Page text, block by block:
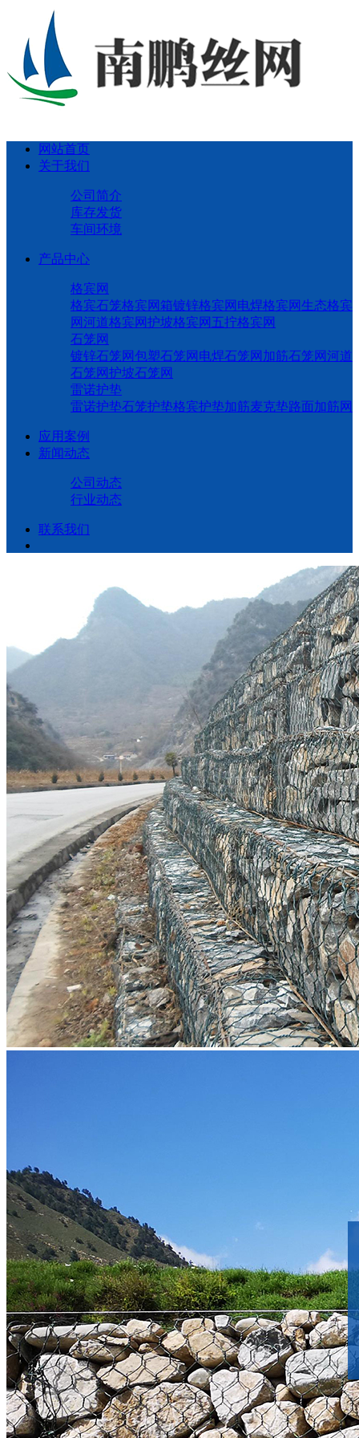
网站首页
关于我们
公司简介
库存发货
车间环境
产品中心
格宾网
格宾石笼格宾网箱镀锌格宾网 电焊格宾网生态格宾
网河道格宾网护坡格宾网 五拧格宾网
石笼网
镀锌石笼网包塑石笼网 电焊石笼网 加筋石笼网河道
石笼网护坡石笼网
雷诺护垫
雷诺护垫石笼护垫格宾护垫加筋麦克垫路面加筋网
应用案例
新闻动态
公司动态
行业动态
联系我们